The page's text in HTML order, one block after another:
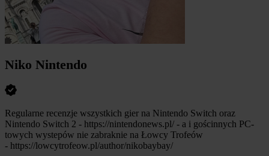
Niko Nintendo
Regularne recenzje wszystkich gier na Nintendo Switch oraz
Nintendo Switch 2 - https://nintendonews.pl/ - a i gościnnych PC-
towych wystepów nie zabraknie na Łowcy Trofeów
- https://lowcytrofeow.pl/author/nikobaybay/